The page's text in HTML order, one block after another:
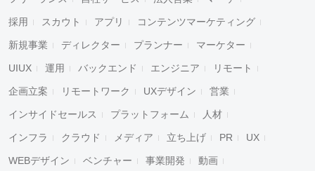
採用 スカウト アプリ コンテンツマーケティング
新規事業 ディレクター プランナー マーケター
UIUX 運用 バックエンド エンジニア リモート
企画立案 リモートワーク UXデザイン 営業
インサイドセールス プラットフォーム 人材
インフラ クラウド メディア 立ち上げ PR UX
WEBデザイン ベンチャー 事業開発 動画